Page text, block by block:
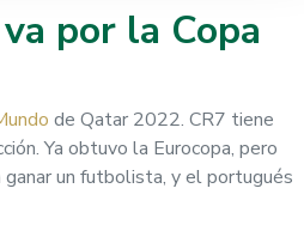
por la Copa
de Qatar 2022. CR7 tiene
Ya obtuvo la Eurocopa, pero
un futbolista, y el portugués